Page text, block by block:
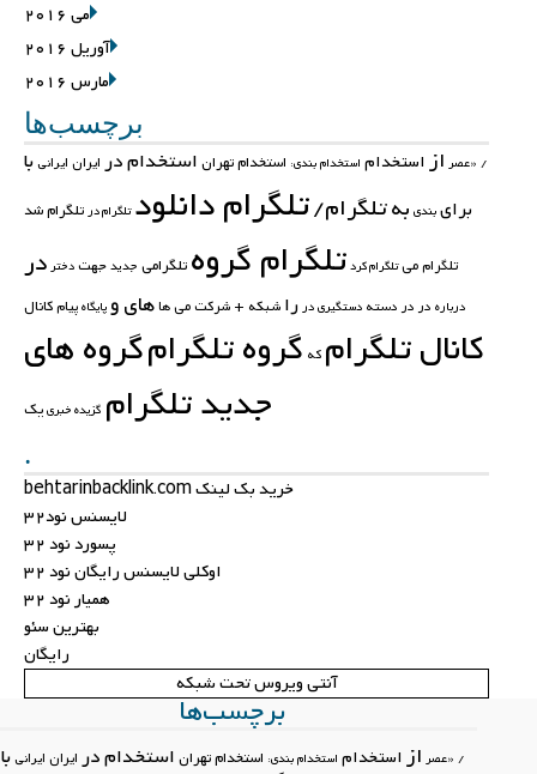
می 2016
آوریل 2016
مارس 2016
برچسب‌ها
«عصرازاستخداماستخدام بندی:استخدام تهراناستخدام درایرانایرانیبا
برای بندیبهتلگرام/تلگرام دانلودتلگرام در تلگرام شد
تلگرام میتلگرام کردتلگرام گروهتلگرامیجدیدجهتدختردر
دربارهدر در دستهدستگیری در راشبکه + شرکتمیها هایو پایگاهپیامکانال
کانال تلگرامکهگروه تلگرامگروه های
جدید تلگرامگزیده خبرییک
خرید بک لینک behtarinbacklink.com
لایسنس نود32
پسورد نود 32
اوکلی لایسنس رایگان نود 32
همیار نود 32
بهترین سئو
رایگان
آنتی ویروس تحت شبکه
برچسب‌ها
«عصرازاستخداماستخدام بندی:استخدام تهراناستخدام درایرانایرانیبا